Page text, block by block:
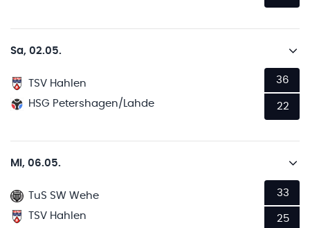
Sa, 02.05.
TSV Hahlen
HSG Petershagen/Lahde
36
22
Mi, 06.05.
TuS SW Wehe
TSV Hahlen
33
25